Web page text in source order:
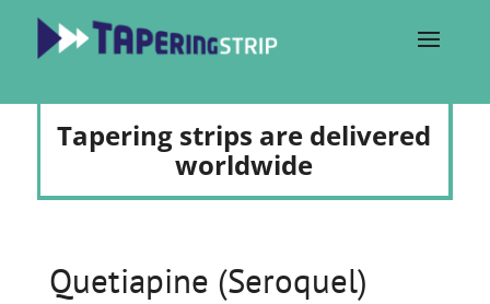
Tapering strips are delivered
worldwide
Quetiapine (Seroquel)